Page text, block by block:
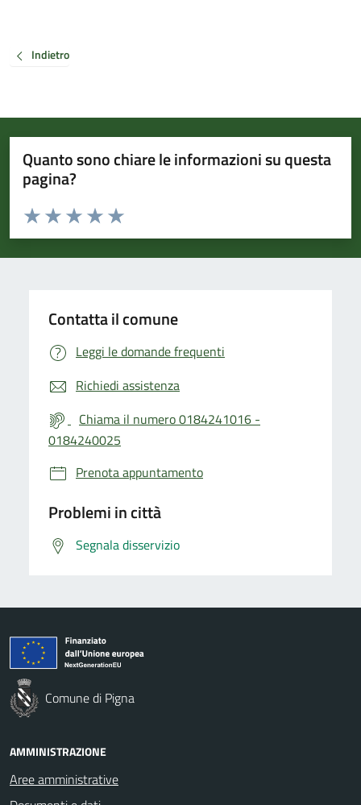
Indietro
Quanto sono chiare le informazioni su questa
pagina?
Valuta da 1 a 5 stelle la pagina
Valuta 5 stelle su 5
Valuta 4 stelle su 5
Valuta 3 stelle su 5
Valuta 2 stelle su 5
Valuta 1 stelle su 5
Contatta il comune
Leggi le domande frequenti
Richiedi assistenza
Chiama il numero 0184241016 -
0184240025
Prenota appuntamento
Problemi in città
Segnala disservizio
Comune di Pigna
AMMINISTRAZIONE
Aree amministrative